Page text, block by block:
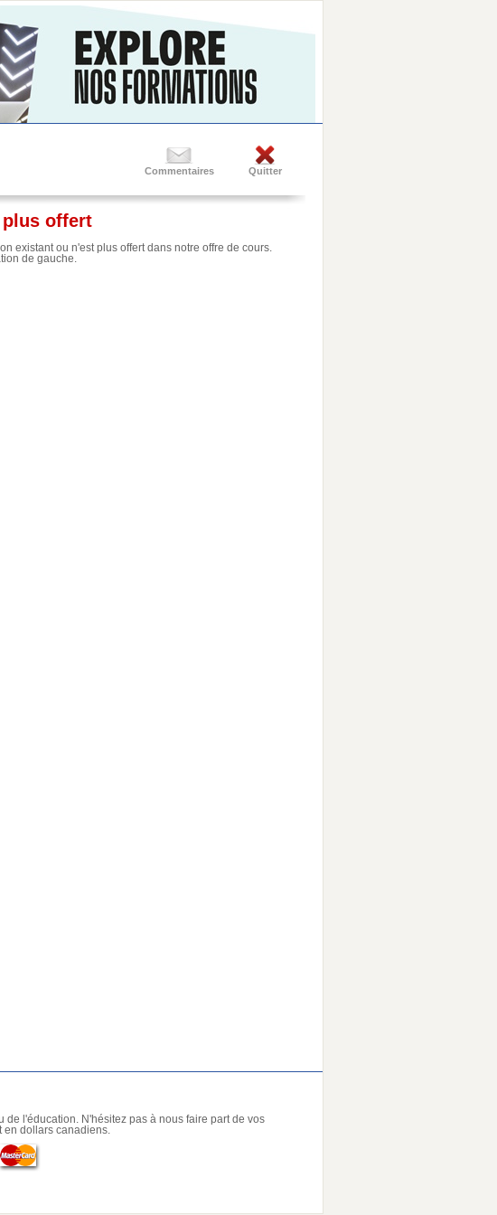
Quitter
Commentaires
plus offert
existant ou n'est plus offert dans notre offre de cours.
de gauche.
l'éducation. N'hésitez pas à nous faire part de vos
dollars canadiens.